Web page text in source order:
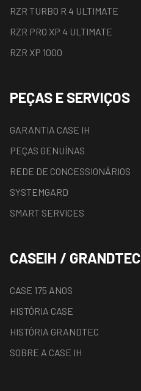
RZR TURBO R 4 ULTIMATE
RZR PRO XP 4 ULTIMATE
RZR XP 1000
PEÇAS E SERVIÇOS
GARANTIA CASE IH
PEÇAS GENUÍNAS
REDE DE CONCESSIONÁRIOS
SYSTEMGARD
SMART SERVICES
CASEIH / GRANDTEC
CASE 175 ANOS
HISTÓRIA CASE
HISTÓRIA GRANDTEC
SOBRE A CASE IH